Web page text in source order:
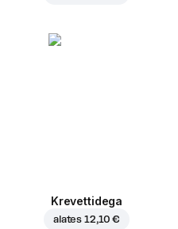
Krevettidega
alates 12,10 €